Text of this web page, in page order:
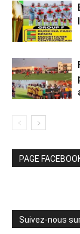
PAGE
Suivez-nous